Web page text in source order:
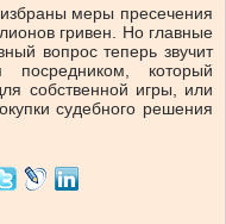
меры пресечения
гривен. Но главные
вопрос теперь звучит
который
собственной игры, или
судебного решения